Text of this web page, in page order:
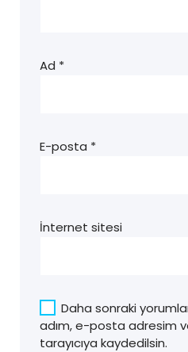
Ad *
E-posta *
İnternet sitesi
Daha sonraki
adım, e-posta adresim
tarayıcıya kaydedilsin.